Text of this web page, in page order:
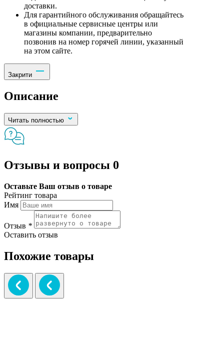
доставки.
Для гарантийного обслуживания обращайтесь
в официальные сервисные центры или
магазины компании, предварительно
позвонив на номер горячей линии, указанный
на этом сайте.
Закрити
Описание
Читать полностью
Отзывы и вопросы 0
Оставьте Ваш отзыв о товаре
Рейтинг товара
Имя
Отзыв *
Оставить отзыв
Похожие товары